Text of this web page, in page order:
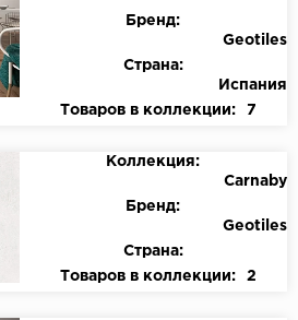
Бренд:
Geotiles
Страна:
Испания
Товаров в коллекции:
7
Коллекция:
Carnaby
Бренд:
Geotiles
Страна:
Товаров в коллекции:
2